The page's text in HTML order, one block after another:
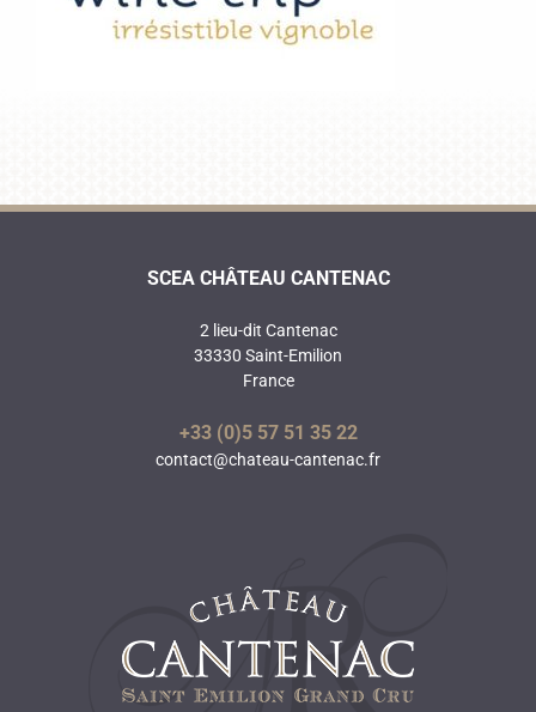
SCEA CHÂTEAU CANTENAC
2 lieu-dit Cantenac
33330 Saint-Emilion
France
+33 (0)5 57 51 35 22
contact@chateau-cantenac.fr